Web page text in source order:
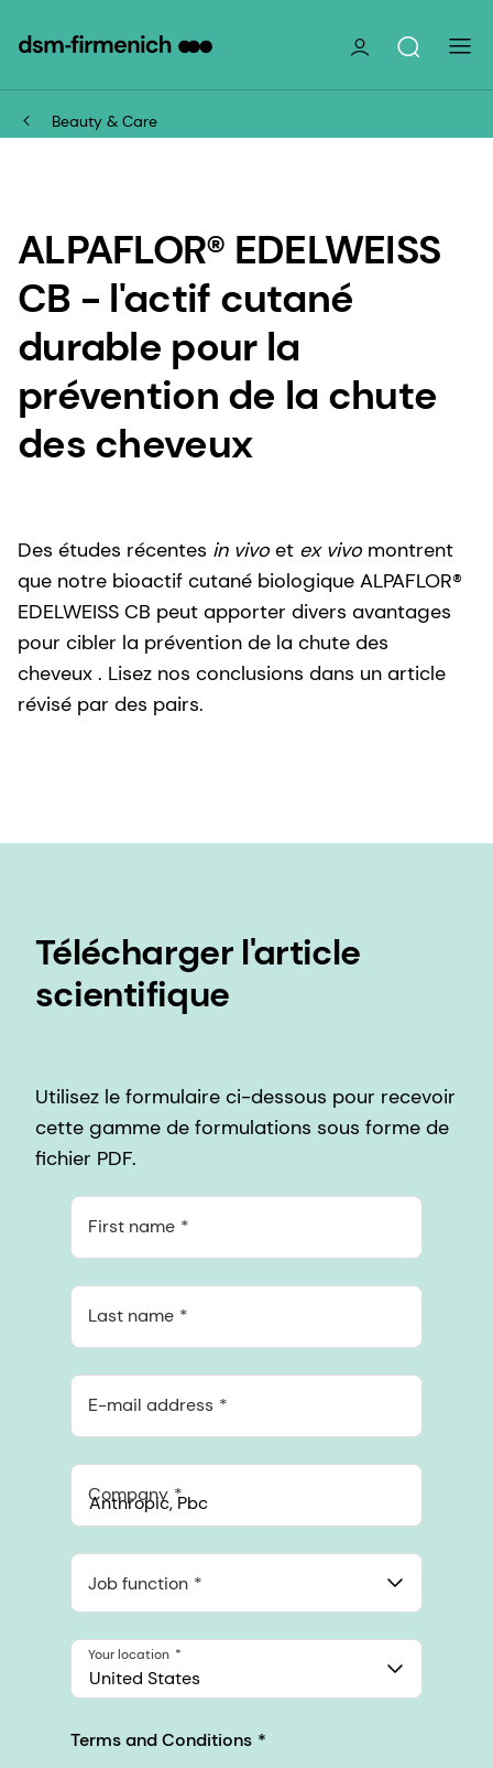
Beauty & Care
ALPAFLOR® EDELWEISS
CB - l'actif cutané
durable pour la
prévention de la chute
des cheveux
Des études récentes in vivo et ex vivo montrent
que notre bioactif cutané biologique ALPAFLOR®
EDELWEISS CB peut apporter divers avantages
pour cibler la prévention de la chute des
cheveux . Lisez nos conclusions dans un article
révisé par des pairs.
Télécharger l'article
scientifique
Utilisez le formulaire ci-dessous pour recevoir
cette gamme de formulations sous forme de
fichier PDF.
First name
Last name
E-mail address
Company
548 Market St Pmb 90375, San Francisco, California, US
Job function
United States
Your location
Terms and Conditions